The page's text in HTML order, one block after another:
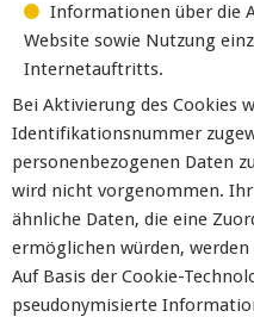
Informationen über die
Website sowie Nutzung
Internetauftritts.
Bei Aktivierung des Cookies
Identifikationsnummer
personenbezogenen Daten
wird nicht vorgenommen.
ähnliche Daten, die eine
ermöglichen würden,
Auf Basis der Cookie-
pseudonymisierte